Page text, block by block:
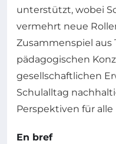
unterstützt, wobei
vermehrt neue
Zusammenspiel aus
pädagogischen
gesellschaftlichen
Schulalltag
Perspektiven für
En bref